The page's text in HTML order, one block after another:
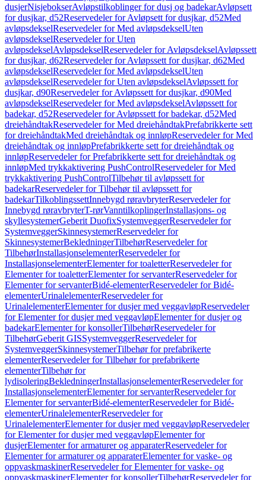
dusjerNisjebokserAvløpstilkoblinger for dusj og badekarAvløpsett
for dusjkar, d52Reservedeler for Avløpsett for dusjkar, d52Med
avløpsdekselReservedeler for Med avløpsdekselUten
avløpsdekselReservedeler for Uten
avløpsdekselAvløpsdekselReservedeler for AvløpsdekselAvløpssett
for dusjkar, d62Reservedeler for Avløpssett for dusjkar, d62Med
avløpsdekselReservedeler for Med avløpsdekselUten
avløpsdekselReservedeler for Uten avløpsdekselAvløpssett for
dusjkar, d90Reservedeler for Avløpssett for dusjkar, d90Med
avløpsdekselReservedeler for Med avløpsdekselAvløpssett for
badekar, d52Reservedeler for Avløpssett for badekar, d52Med
dreiehåndtakReservedeler for Med dreiehåndtakPrefabrikkerte sett
for dreiehåndtakMed dreiehåndtak og innløpReservedeler for Med
dreiehåndtak og innløpPrefabrikkerte sett for dreiehåndtak og
innløpReservedeler for Prefabrikkerte sett for dreiehåndtak og
innløpMed trykkaktivering PushControlReservedeler for Med
trykkaktivering PushControlTilbehør til avløpssett for
badekarReservedeler for Tilbehør til avløpssett for
badekarTilkoblingssettInnebygd røravbryterReservedeler for
Innebygd røravbryterT-rørVanntilkoplingerInstallasjons- og
skyllesystemerGeberit DuofixSystemveggerReservedeler for
SystemveggerSkinnesystemerReservedeler for
SkinnesystemerBekledningerTilbehørReservedeler for
TilbehørInstallasjonselementerReservedeler for
InstallasjonselementerElementer for toaletterReservedeler for
Elementer for toaletterElementer for servanterReservedeler for
Elementer for servanterBidé-elementerReservedeler for Bidé-
elementerUrinalelementerReservedeler for
UrinalelementerElementer for dusjer med veggavløpReservedeler
for Elementer for dusjer med veggavløpElementer for dusjer og
badekarElementer for konsollerTilbehørReservedeler for
TilbehørGeberit GISSystemveggerReservedeler for
SystemveggerSkinnesystemerTilbehør for prefabrikerte
elementerReservedeler for Tilbehør for prefabrikerte
elementerTilbehør for
lydisoleringBekledningerInstallasjonselementerReservedeler for
InstallasjonselementerElementer for servanterReservedeler for
Elementer for servanterBidé-elementerReservedeler for Bidé-
elementerUrinalelementerReservedeler for
UrinalelementerElementer for dusjer med veggavløpReservedeler
for Elementer for dusjer med veggavløpElementer for
dusjerElementer for armaturer og apparaterReservedeler for
Elementer for armaturer og apparaterElementer for vaske- og
oppvaskmaskinerReservedeler for Elementer for vaske- og
oppvaskmaskinerElementer for konsollerTilbehørReservedeler for